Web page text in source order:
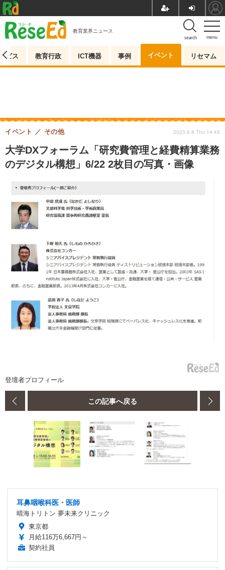
menu
search
教育業界ニュース
ビス 教育行政 ICT機器 事例 イベント リセマム
大学DXフォーラム「研究費管理と経費精算業務
のデジタル構想」6/22 2枚目の写真・画像
イベント その他 2023.6.8 Thu 14:45
登壇者プロフィール
この記事へ戻る
耳鼻咽喉科医・医師
晴海トリトン 夢未来クリニック
東京都
月給116万6,667円～
契約社員